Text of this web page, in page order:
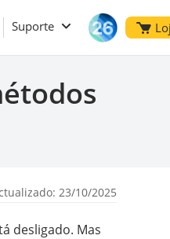
Suporte
23/10/2025
desligado. Mas